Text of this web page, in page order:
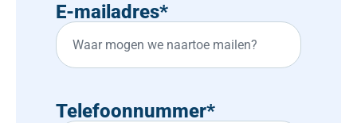
E-mailadres*
Telefoonnummer*